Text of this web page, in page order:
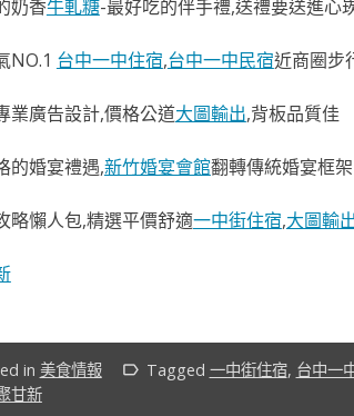
奶香牛軋糖-最好吃的伴手禮,送禮要送進心
NO.1 台中一中住宿,台中一中民宿近商圈步
業廣告設計,價格公道大圖輸出,背板品質佳
的婚宴禮遇,新竹婚宴會館翻轉傳統婚宴框架
略懶人包,精選平價舒適一中街住宿,大圖輸
in 美食情報 label_outline Tagged 一中街住宿, 台中一
甘新